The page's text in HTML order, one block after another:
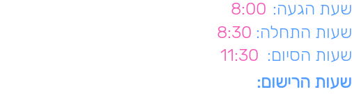
8:00 שעת הגעה:
8:30 שעות התחלה:
11:30 שעות הסיום:
שעות הרישום: